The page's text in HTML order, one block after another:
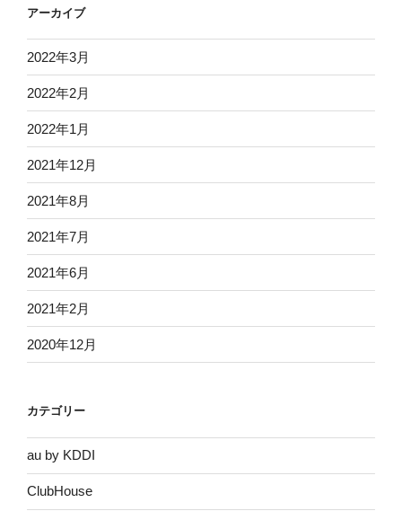
アーカイブ
2022年3月
2022年2月
2022年1月
2021年12月
2021年8月
2021年7月
2021年6月
2021年2月
2020年12月
カテゴリー
au by KDDI
ClubHouse